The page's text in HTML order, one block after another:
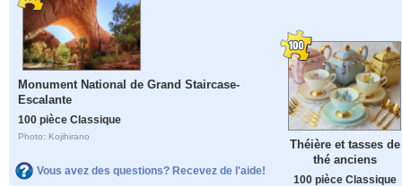
Monument National de Grand Staircase-
Escalante
100 pièce Classique
Photo: Kojihirano
Vous avez des questions? Recevez de l'aide!
Théière et tasses de
thé anciens
100 pièce Classique